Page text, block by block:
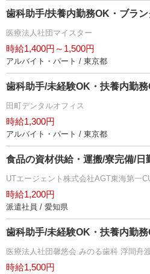
歯科助手/扶養内勤務OK・ブラ
医療法人社団マイスター
時給1,400円～1,500円
アルバイト・パート / 東京都
歯科助手/未経験OK・扶養内勤務
田町デンタルオフィス
時給1,300円
アルバイト・パート / 東京都
食品の資材供給・運搬/寮完備/日
UTエージェント株式会社AGT東海第一
時給1,200円
派遣社員 / 愛知県
歯科助手/未経験OK・扶養内勤務
医療法人社団馨悠会 みのる歯科 浮間舟
時給1,500円